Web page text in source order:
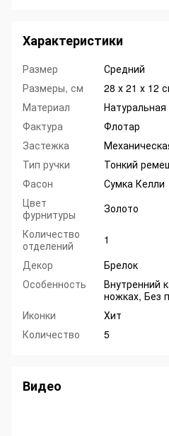
Характеристики
Размер
Средний
Размеры, см
28 х 21 х 12
Материал
Фактура
Флотар
Застежка
Тип ручки
Тонкий
Фасон
Сумка Келли
Цвет
фурнитуры
Золото
Количество
отделений
1
Декор
Брелок
Особенность
Внутренний
ножках, Без
Иконки
Хит
Количество
5
Видео